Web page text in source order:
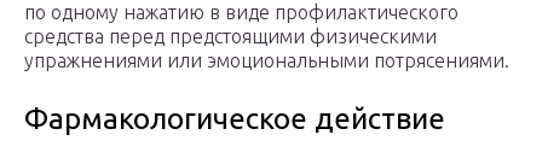
по одному нажатию в виде профилактического
средства перед предстоящими физическими
упражнениями или эмоциональными потрясениями.
Фармакологическое действие